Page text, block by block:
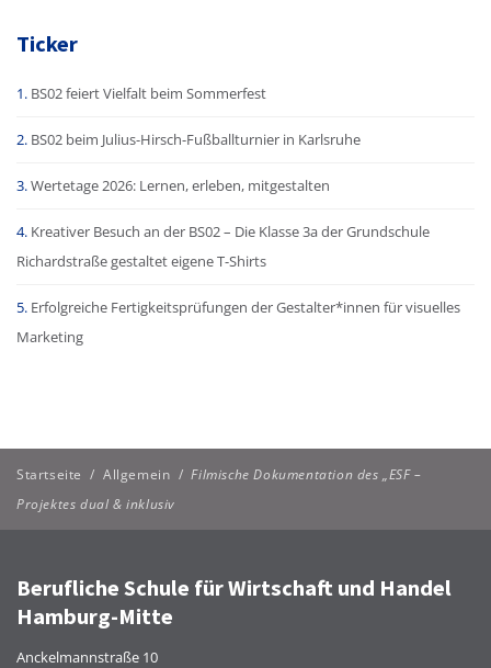
Ticker
BS02 feiert Vielfalt beim Sommerfest
BS02 beim Julius-Hirsch-Fußballturnier in Karlsruhe
Wertetage 2026: Lernen, erleben, mitgestalten
Kreativer Besuch an der BS02 – Die Klasse 3a der Grundschule
Richardstraße gestaltet eigene T-Shirts
Erfolgreiche Fertigkeitsprüfungen der Gestalter*innen für visuelles
Marketing
Startseite / Allgemein /Filmische Dokumentation des „ESF –
Projektes dual & inklusiv
Berufliche Schule für Wirtschaft und Handel
Hamburg-Mitte
Anckelmannstraße 10